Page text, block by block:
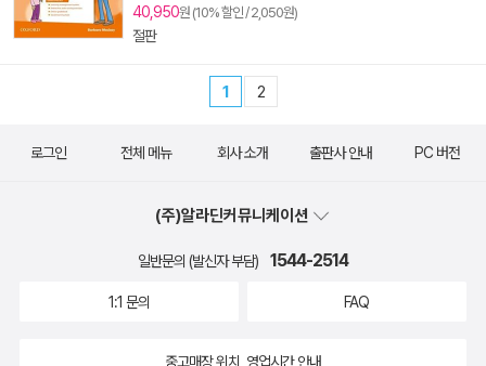
40,950원 (10% 할인 / 2,050원)
절판
1 2
로그인 전체 메뉴 회사 소개 출판사 안내 PC 버전
(주)알라딘커뮤니케이션
일반문의 (발신자 부담) 1544-2514
1:1 문의 FAQ
중고매장 위치, 영업시간 안내